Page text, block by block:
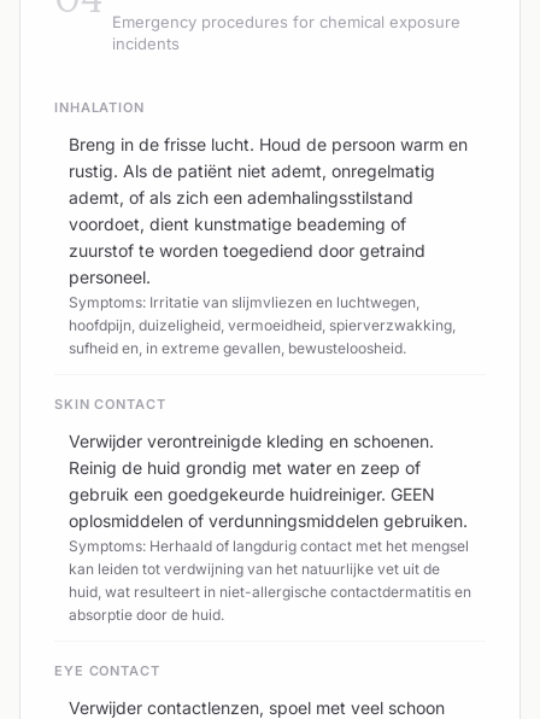
Emergency procedures for chemical exposure
incidents
INHALATION
Breng in de frisse lucht. Houd de persoon warm en
rustig. Als de patiënt niet ademt, onregelmatig
ademt, of als zich een ademhalingsstilstand
voordoet, dient kunstmatige beademing of
zuurstof te worden toegediend door getraind
personeel.
Symptoms: Irritatie van slijmvliezen en luchtwegen,
hoofdpijn, duizeligheid, vermoeidheid, spierverzwakking,
sufheid en, in extreme gevallen, bewusteloosheid.
SKIN CONTACT
Verwijder verontreinigde kleding en schoenen.
Reinig de huid grondig met water en zeep of
gebruik een goedgekeurde huidreiniger. GEEN
oplosmiddelen of verdunningsmiddelen gebruiken.
Symptoms: Herhaald of langdurig contact met het mengsel
kan leiden tot verdwijning van het natuurlijke vet uit de
huid, wat resulteert in niet-allergische contactdermatitis en
absorptie door de huid.
EYE CONTACT
Verwijder contactlenzen, spoel met veel schoon